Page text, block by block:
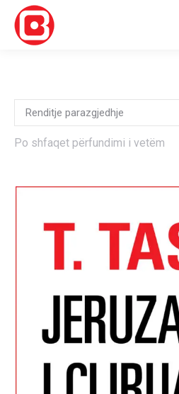
Po shfaqet përfundimi i vetëm